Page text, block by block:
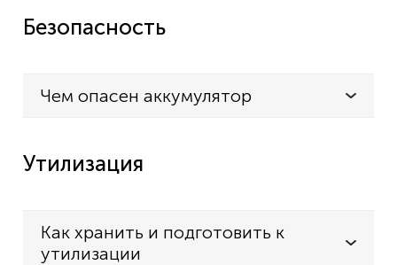
Безопасность
Чем опасен аккумулятор
Утилизация
Как хранить и подготовить к
утилизации